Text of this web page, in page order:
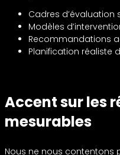
Cadres d’évaluation
Modèles
Recommandations
Planification réaliste
Accent sur les
mesurables
Nous ne nous contentons